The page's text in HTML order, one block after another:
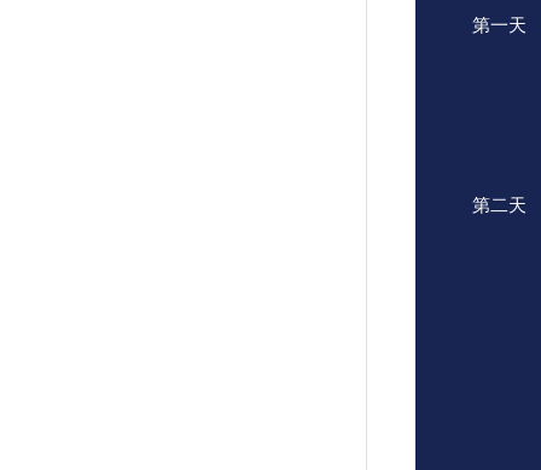
第一天
第二天